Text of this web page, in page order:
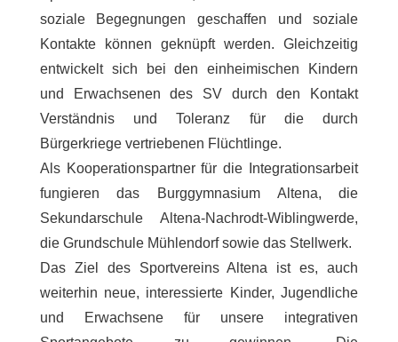
soziale Begegnungen geschaffen und soziale
Kontakte können geknüpft werden. Gleichzeitig
entwickelt sich bei den einheimischen Kindern
und Erwachsenen des SV durch den Kontakt
Verständnis und Toleranz für die durch
Bürgerkriege vertriebenen Flüchtlinge.
Als Kooperationspartner für die Integrationsarbeit
fungieren das Burggymnasium Altena, die
Sekundarschule Altena-Nachrodt-Wiblingwerde,
die Grundschule Mühlendorf sowie das Stellwerk.
Das Ziel des Sportvereins Altena ist es, auch
weiterhin neue, interessierte Kinder, Jugendliche
und Erwachsene für unsere integrativen